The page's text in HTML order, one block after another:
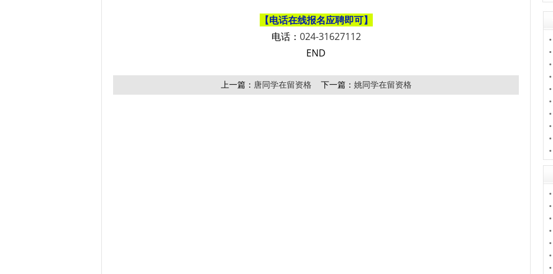
【电话在线报名应聘即可】
电话： 024-31627112
END
上一篇： 唐同学在留资格下一篇： 姚同学在留资格